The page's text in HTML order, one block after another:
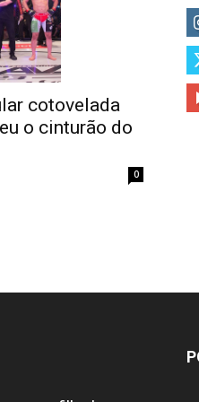
cotovelada
o cinturão do
0